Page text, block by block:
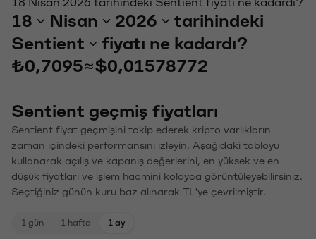
18 Nisan 2026
tarihindeki
Sentient
fiyatı ne kadardı?
₺0,7095≈$0,01578772
Sentient geçmiş fiyatları
Sentient fiyat geçmişini takip ederek kripto varlıkların
zaman içindeki performansını izleyin. Aşağıdaki tabloyu
kullanarak açılış ve kapanış değerlerini, en yüksek ve en
düşük fiyatları ve işlem hacmini kolayca görüntüleyebilirsiniz.
Seçtiğiniz günün kuru baz alınarak TL'ye çevrilmiştir.
1 gün 1 hafta 1 ay